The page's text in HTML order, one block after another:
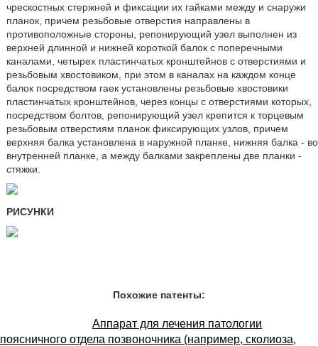
чрескостных стержней и фиксации их гайками между и снаружи
планок, причем резьбовые отверстия направлены в
противоположные стороны, репонирующий узел выполнен из
верхней длинной и нижней короткой балок с поперечными
каналами, четырех пластинчатых кронштейнов с отверстиями и
резьбовым хвостовиком, при этом в каналах на каждом конце
балок посредством гаек установлены резьбовые хвостовики
пластинчатых кронштейнов, через концы с отверстиями которых,
посредством болтов, репонирующий узел крепится к торцевым
резьбовым отверстиям планок фиксирующих узлов, причем
верхняя балка установлена в наружной планке, нижняя балка - во
внутренней планке, а между балками закреплены две планки -
стяжки.
РИСУНКИ
Похожие патенты:
Аппарат для лечения патологии
поясничного отдела позвоночника (например, сколиоза,